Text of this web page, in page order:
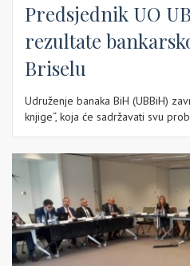
Predsjednik UO
rezultate
Briselu
Udruženje banaka BiH (UBBiH)
knjige“, koja će sadržavati svu